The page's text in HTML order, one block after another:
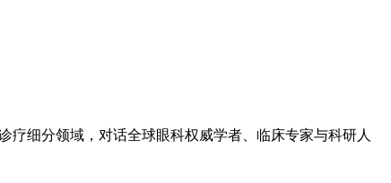
疗细分领域，对话全球眼科权威学者、临床专家与科研人